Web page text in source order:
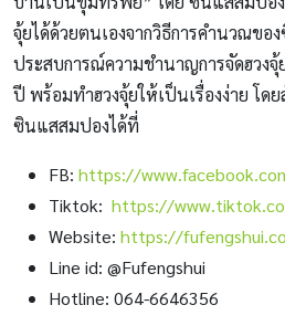
จุ้ยได้ด้วยตนเองจากวิธีการคำนวณขอ
ประสบการณ์ความชำนาญการจัดฮวง
ปี พร้อมทำฮวงจุ้ยให้เป็นเรื่องง่าย โด
ซินแสสมปองได้ที่
FB: https://
Tiktok: https://
Website: https://
Line id: @Fufengshui
Hotline: 064-6646356